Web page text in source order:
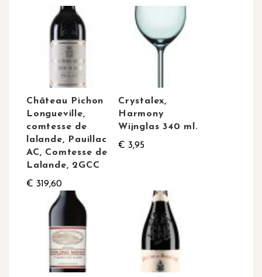
Château Pichon
Longueville,
comtesse de
lalande, Pauillac
AC, Comtesse de
Lalande, 2GCC
€ 319,60
Crystalex,
Harmony
Wijnglas 340 ml.
€ 3,95